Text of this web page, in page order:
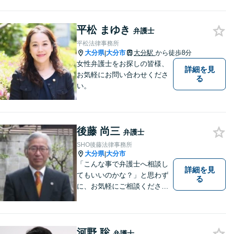
平松 まゆき 弁護士
平松法律事務所
大分県|大分市 大分駅 から徒歩8分
女性弁護士をお探しの皆様、
お気軽にお問い合わせくださ
い。
詳細を見
る
後藤 尚三 弁護士
SHO後藤法律事務所
大分県|大分市
「こんな事で弁護士へ相談し
てもいいのかな？」と思わず
に、お気軽にご相談くださ
詳細を見
る